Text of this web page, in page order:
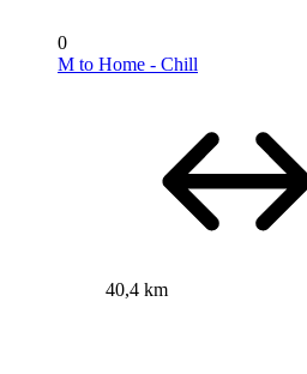
0
M to Home - Chill
40,4 km